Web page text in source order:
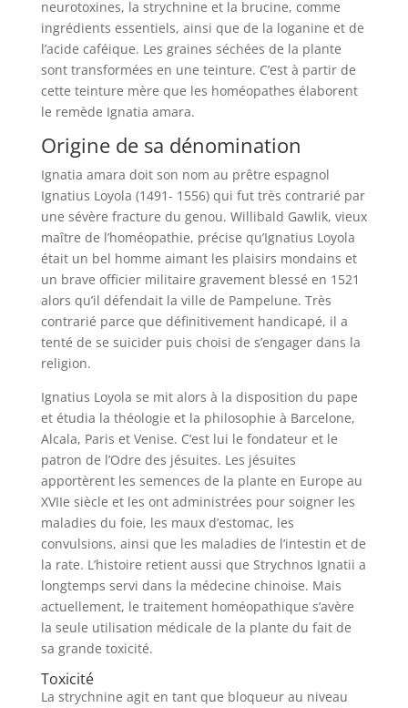
neurotoxines, la strychnine et la brucine, comme
ingrédients essentiels, ainsi que de la loganine et de
l’acide caféique. Les graines séchées de la plante
sont transformées en une teinture. C’est à partir de
cette teinture mère que les homéopathes élaborent
le remède Ignatia amara.
Origine de sa dénomination
Ignatia amara doit son nom au prêtre espagnol
Ignatius Loyola (1491- 1556) qui fut très contrarié par
une sévère fracture du genou. Willibald Gawlik, vieux
maître de l’homéopathie, précise qu’Ignatius Loyola
était un bel homme aimant les plaisirs mondains et
un brave officier militaire gravement blessé en 1521
alors qu’il défendait la ville de Pampelune. Très
contrarié parce que définitivement handicapé, il a
tenté de se suicider puis choisi de s’engager dans la
religion.
Ignatius Loyola se mit alors à la disposition du pape
et étudia la théologie et la philosophie à Barcelone,
Alcala, Paris et Venise. C’est lui le fondateur et le
patron de l’Odre des jésuites. Les jésuites
apportèrent les semences de la plante en Europe au
XVIIe siècle et les ont administrées pour soigner les
maladies du foie, les maux d’estomac, les
convulsions, ainsi que les maladies de l’intestin et de
la rate. L’histoire retient aussi que Strychnos Ignatii a
longtemps servi dans la médecine chinoise. Mais
actuellement, le traitement homéopathique s’avère
la seule utilisation médicale de la plante du fait de
sa grande toxicité.
Toxicité
La strychnine agit en tant que bloqueur au niveau